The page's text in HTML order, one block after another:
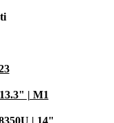
| M1
| 14"